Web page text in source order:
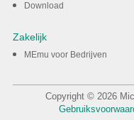
Download
Zakelijk
MEmu voor Bedrijven
Copyright © 2026